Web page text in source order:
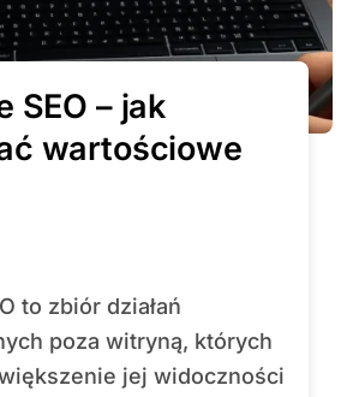
SEO – jak
wartościowe
poza witryną, których
jej widoczności